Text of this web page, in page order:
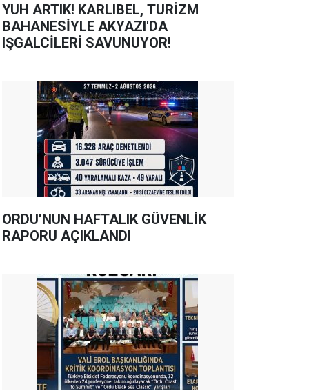
YUH ARTIK! KARLIBEL, TURİZM
BAHANESİYLE AKYAZI'DA
IŞGALCİLERİ SAVUNUYOR!
ORDU’NUN HAFTALIK GÜVENLİK
RAPORU AÇIKLANDI